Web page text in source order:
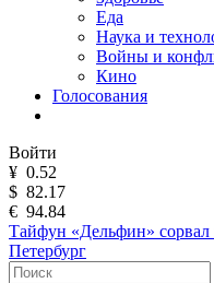
Еда
Наука и
Войны и
Кино
Голосования
Войти
¥ 0.52
$ 82.17
€ 94.84
Тайфун «Дельфин»
Петербург